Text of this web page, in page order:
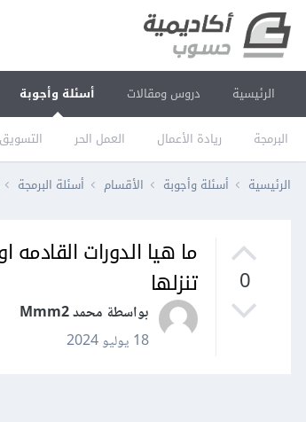
الرئيسية دروس ومقالات أسئلة وأجوبة
البرمجة ريادة الأعمال العمل الحر
الرئيسية أسئلة وأجوبة الأقسام أسئلة البرمجة
0
ما هيا الدورات
تنزلها
بواسطة محمد Mmm2
18 يوليو 2024